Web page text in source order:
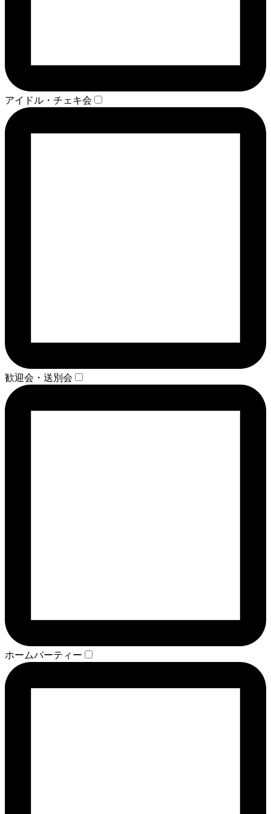
アイドル・チェキ会
歓迎会・送別会
ホームパーティー